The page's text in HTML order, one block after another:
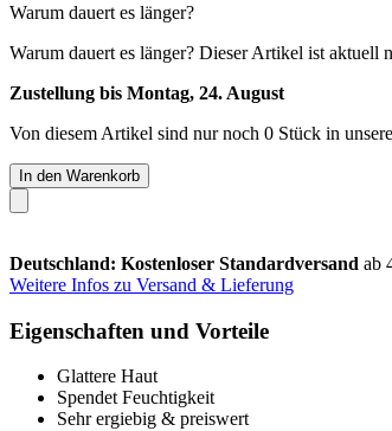
Warum dauert es länger?
Warum dauert es länger? Dieser Artikel ist aktuell
Zustellung bis Montag, 24. August
Von diesem Artikel sind nur noch 0 Stück in
In den Warenkorb
Deutschland: Kostenloser Standardversand ab
Weitere Infos zu Versand & Lieferung
Eigenschaften und Vorteile
Glattere Haut
Spendet Feuchtigkeit
Sehr ergiebig & preiswert